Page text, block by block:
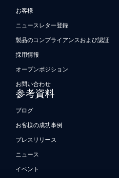
お客様
ニュースレター登録
製品のコンプライアンスおよび認証
採用情報
オープンポジション
お問い合わせ
参考資料
ブログ
お客様の成功事例
プレスリリース
ニュース
イベント